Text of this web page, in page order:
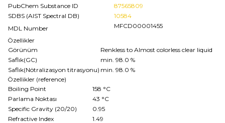
PubChem Substance ID
87565809
SDBS (AIST Spectral DB)
10584
MDL Number
MFCD00001455
Özellikler
Görünüm
Renkless to Almost colorless clear liquid
Saflık(GC)
min. 98.0 %
Saflık(Nötralizasyon titrasyonu) min. 98.0 %
Özellikler (reference)
Boiling Point
158 °C
Parlama Noktası
43 °C
Specific Gravity (20/20)
0.95
Refractive Index
1.49